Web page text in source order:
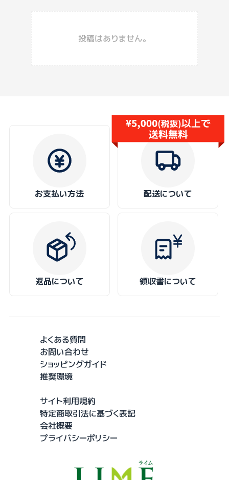
投稿はありません。
お支払い方法 配送について
返品について 領収書について
よくある質問
お問い合わせ
ショッピングガイド
推奨環境
サイト利用規約
特定商取引法に基づく表記
会社概要
プライバシーポリシー